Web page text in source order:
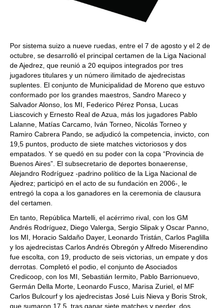
Por sistema suizo a nueve ruedas, entre el 7 de agosto y el 2 de
octubre, se desarrolló el principal certamen de la Liga Nacional
de Ajedrez, que reunió a 20 equipos integrados por tres
jugadores titulares y un número ilimitado de ajedrecistas
suplentes. El conjunto de Municipalidad de Moreno que estuvo
conformado por los grandes maestros, Sandro Mareco y
Salvador Alonso, los MI, Federico Pérez Ponsa, Lucas
Liascovich y Ernesto Real de Azua, más los jugadores Pablo
Lalanne, Matías Carcamo, Iván Torneo, Nicolás Torneo y
Ramiro Cabrera Pando, se adjudicó la competencia, invicto, con
19,5 puntos, producto de siete matches victoriosos y dos
empatados. Y se quedó en su poder con la copa “Provincia de
Buenos Aires”. El subsecretario de deportes bonaerense,
Alejandro Rodríguez -padrino político de la Liga Nacional de
Ajedrez; participó en el acto de su fundación en 2006-, le
entregó la copa a los ganadores en la ceremonia de clausura
del certamen.
En tanto, República Martelli, el acérrimo rival, con los GM
Andrés Rodríguez, Diego Valerga, Sergio Slipak y Oscar Panno,
los MI, Horacio Saldaño Dayer, Leonardo Tristán, Carlos Paglilla
y los ajedrecistas Carlos Andrés Obregón y Alfredo Miserendino
fue escolta, con 19, producto de seis victorias, un empate y dos
derrotas. Completó el podio, el conjunto de Asociados
Credicoop, con los MI, Sebastián Iermito, Pablo Barrionuevo,
Germán Della Morte, Leonardo Fusco, Marisa Zuriel, el MF
Carlos Bulcourf y los ajedrecistas José Luis Nieva y Boris Strok,
que sumaron 17,5, tras ganar siete matches y perder, dos.